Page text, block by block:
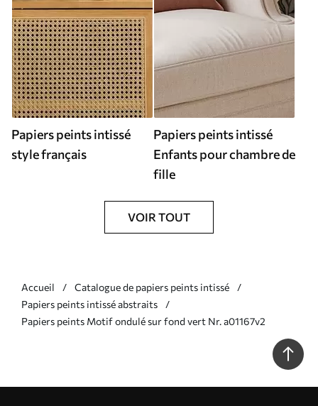
Papiers peints intissé
style français
Papiers peints intissé
Enfants pour chambre de
fille
VOIR TOUT
Accueil
Catalogue de papiers peints intissé
Papiers peints intissé abstraits
Papiers peints Motif ondulé sur fond vert Nr. a01167v2